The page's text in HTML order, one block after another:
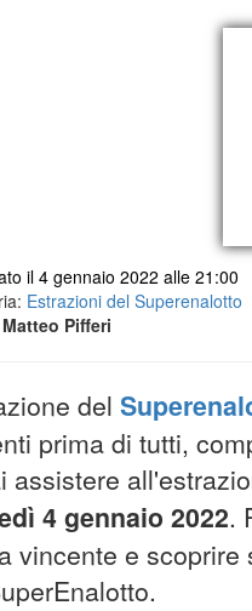
il 4 gennaio 2022 alle 21:00
Estrazioni del Superenalotto
Matteo Pifferi
del
prima di tutti,
assistere
4 gennaio 2022.
vincente e